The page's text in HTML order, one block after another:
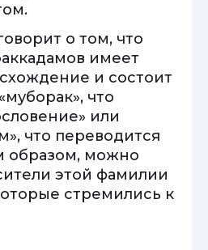
о том, что
имеет
и состоит
что
или
что переводится
образом, можно
этой фамилии
стремились к